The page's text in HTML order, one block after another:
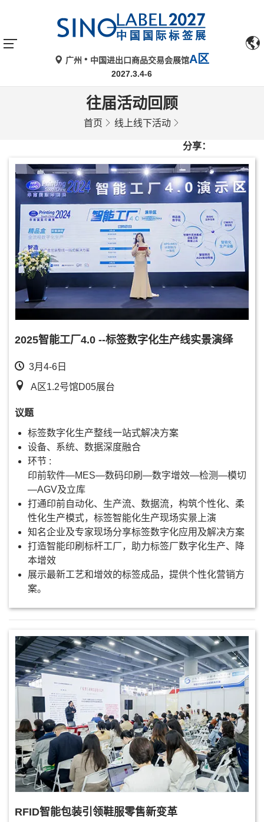
广州 中国进出口商品交易会展馆A区
2027.3.4-6
往届活动回顾
首页 线上线下活动
分享：
2025智能工厂4.0 --标签数字化生产线实景演绎
3月4-6日
A区1.2号馆D05展台
议题
标签数字化生产整线一站式解决方案
设备、系统、数据深度融合
环节 :
印前软件—MES—数码印刷—数字增效—检测—模切
—AGV及立库
打通印前自动化、生产流、数据流，构筑个性化、柔
性化生产模式，标签智能化生产现场实景上演
知名企业及专家现场分享标签数字化应用及解决方案
打造智能印刷标杆工厂，助力标签厂数字化生产、降
本增效
展示最新工艺和增效的标签成品，提供个性化营销方
案。
RFID智能包装引领鞋服零售新变革